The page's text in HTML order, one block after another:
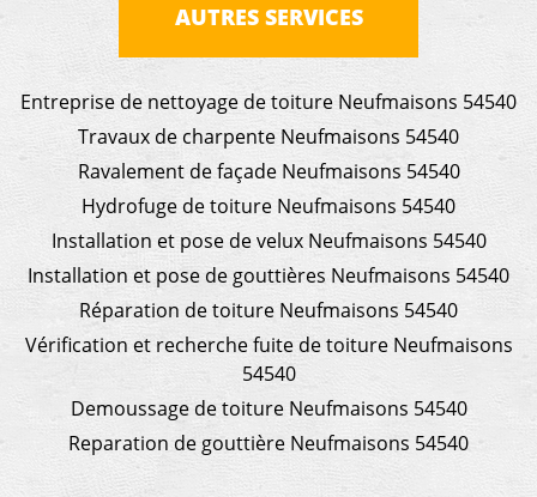
AUTRES SERVICES
Entreprise de nettoyage de toiture Neufmaisons 54540
Travaux de charpente Neufmaisons 54540
Ravalement de façade Neufmaisons 54540
Hydrofuge de toiture Neufmaisons 54540
Installation et pose de velux Neufmaisons 54540
Installation et pose de gouttières Neufmaisons 54540
Réparation de toiture Neufmaisons 54540
Vérification et recherche fuite de toiture Neufmaisons
54540
Demoussage de toiture Neufmaisons 54540
Reparation de gouttière Neufmaisons 54540